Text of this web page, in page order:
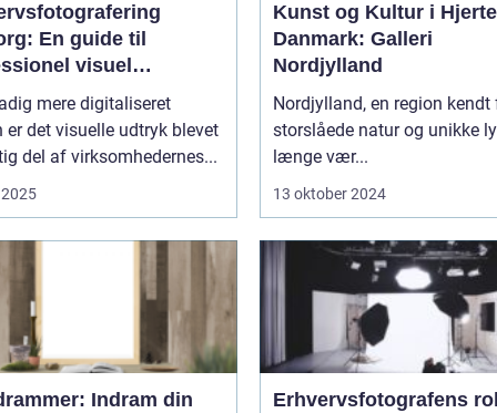
En guide til
visuel
mere digitaliseret
er det visuelle udtryk blevet
del af virksomhedernes...
Kunst og Kultur i
Danmark: Galleri
Nordjylland
Nordjylland, en region kendt
storslåede natur og unikke
længe vær...
13 oktober 2024
Indram din
Erhvervsfotografens